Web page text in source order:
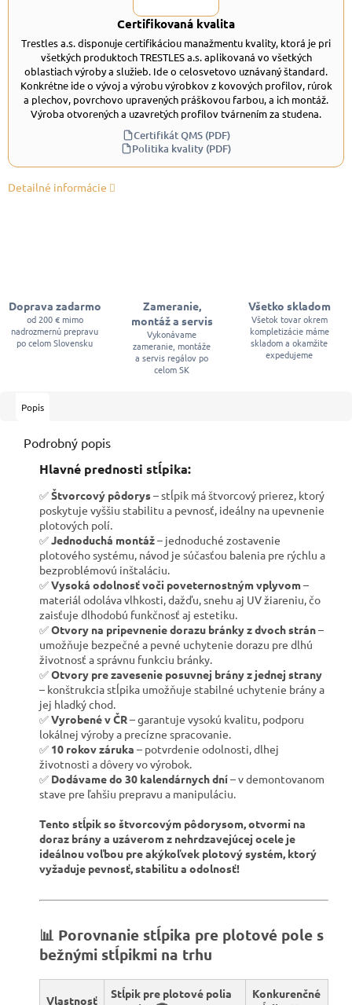
Certifikovaná kvalita
Trestles a.s. disponuje certifikáciou manažmentu kvality, ktorá je pri
všetkých produktoch TRESTLES a.s. aplikovaná vo všetkých
oblastiach výroby a služieb. Ide o celosvetovo uznávaný štandard.
Konkrétne ide o vývoj a výrobu výrobkov z kovových profilov, rúrok
a plechov, povrchovo upravených práškovou farbou, a ich montáž.
Výroba otvorených a uzavretých profilov tvárnením za studena.
Certifikát QMS (PDF)
Politika kvality (PDF)
Detailné informácie
Doprava zadarmo
od 200 € mimo
nadrozmernú prepravu
po celom Slovensku
Zameranie,
montáž a servis
Vykonávame
zameranie, montáže
a servis regálov po
celom SK
Všetko skladom
Všetok tovar okrem
kompletizácie máme
skladom a okamžite
expedujeme
Popis
Podrobný popis
Hlavné prednosti stĺpika:
✅Štvorcový pôdorys– stĺpik má štvorcový prierez, ktorý
poskytuje vyššiu stabilitu a pevnosť, ideálny na upevnenie
plotových polí.
✅Jednoduchá montáž– jednoduché zostavenie
plotového systému, návod je súčasťou balenia pre rýchlu a
bezproblémovú inštaláciu.
✅Vysoká odolnosť voči poveternostným vplyvom–
materiál odoláva vlhkosti, dažďu, snehu aj UV žiareniu, čo
zaisťuje dlhodobú funkčnosť aj estetiku.
✅Otvory na pripevnenie dorazu bránky z dvoch strán–
umožňuje bezpečné a pevné uchytenie dorazu pre dlhú
životnosť a správnu funkciu bránky.
✅Otvory pre zavesenie posuvnej brány z jednej strany
– konštrukcia stĺpika umožňuje stabilné uchytenie brány a
jej hladký chod.
✅Vyrobené v ČR– garantuje vysokú kvalitu, podporu
lokálnej výroby a precízne spracovanie.
✅ 10 rokov záruka – potvrdenie odolnosti, dlhej
životnosti a dôvery vo výrobok.
✅ Dodávame do 30 kalendárnych dní– v demontovanom
stave pre ľahšiu prepravu a manipuláciu.
Tento stĺpik so štvorcovým pôdorysom, otvormi na
doraz brány a uzáverom z nehrdzavejúcej ocele je
ideálnou voľbou pre akýkoľvek plotový systém, ktorý
vyžaduje pevnosť, stabilitu a odolnosť!
📊 Porovnanie stĺpika pre plotové pole s
bežnými stĺpikmi na trhu
Vlastnosť
Stĺpik pre plotové polia
Konkurenčné